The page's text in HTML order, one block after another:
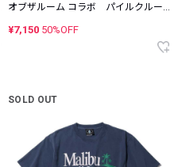
オブザルーム コラボ パイルクルー
ツ
¥7,150 50%OFF
SOLD OUT